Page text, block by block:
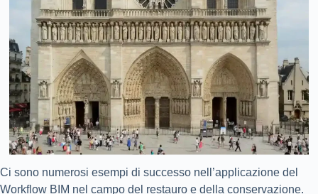
Ci sono numerosi esempi di successo nell’applicazione del
Workflow BIM nel campo del restauro e della conservazione.